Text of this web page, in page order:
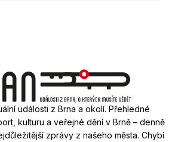
události z Brna a okolí. Přehledné
kulturu a veřejné dění v Brně – denně
zprávy z našeho města. Chybí